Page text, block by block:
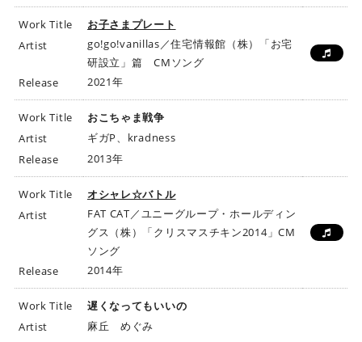
Work Title
お子さまプレート
Artist
go!go!vanillas／住宅情報館（株）「お宅
研設立」篇 CMソング
Release
2021年
Work Title
おこちゃま戦争
Artist
ギガP、kradness
Release
2013年
Work Title
オシャレ☆バトル
Artist
FAT CAT／ユニーグループ・ホールディン
グス（株）「クリスマスチキン2014」CM
ソング
Release
2014年
Work Title
遅くなってもいいの
Artist
麻丘 めぐみ